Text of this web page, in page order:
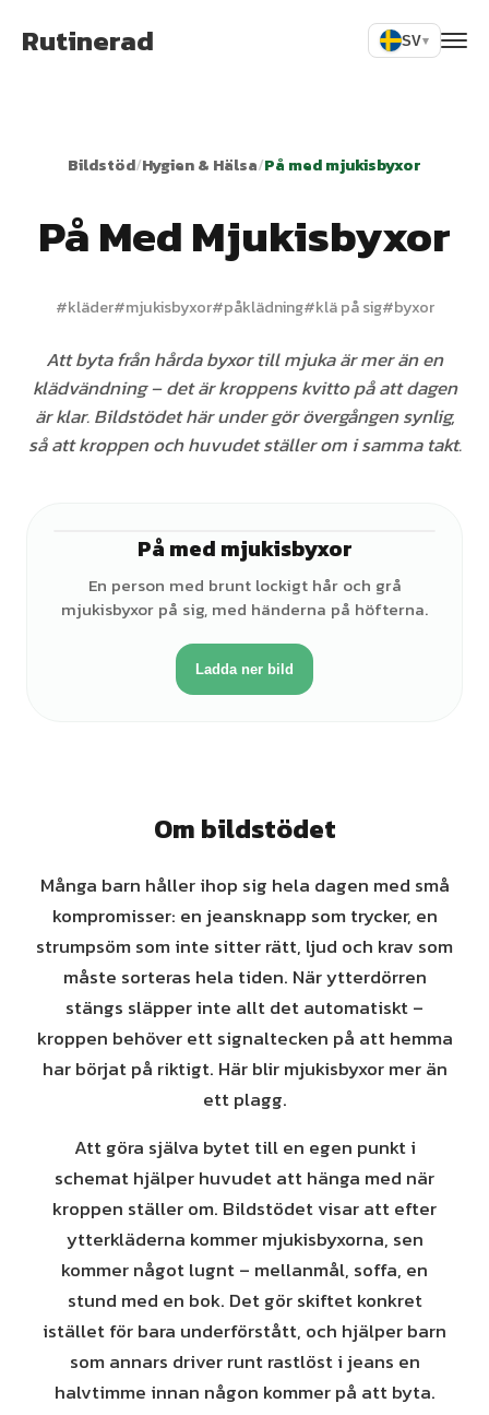
Rutinerad SV▾
Bildstöd/Hygien & Hälsa/På med mjukisbyxor
På Med Mjukisbyxor
#kläder#mjukisbyxor#påklädning#klä på sig#byxor
Att byta från hårda byxor till mjuka är mer än en
klädvändning – det är kroppens kvitto på att dagen
är klar. Bildstödet här under gör övergången synlig,
så att kroppen och huvudet ställer om i samma takt.
På med mjukisbyxor
En person med brunt lockigt hår och grå
mjukisbyxor på sig, med händerna på höfterna.
Ladda ner bild
Om bildstödet
Många barn håller ihop sig hela dagen med små
kompromisser: en jeansknapp som trycker, en
strumpsöm som inte sitter rätt, ljud och krav som
måste sorteras hela tiden. När ytterdörren
stängs släpper inte allt det automatiskt –
kroppen behöver ett signaltecken på att hemma
har börjat på riktigt. Här blir mjukisbyxor mer än
ett plagg.
Att göra själva bytet till en egen punkt i
schemat hjälper huvudet att hänga med när
kroppen ställer om. Bildstödet visar att efter
ytterkläderna kommer mjukisbyxorna, sen
kommer något lugnt – mellanmål, soffa, en
stund med en bok. Det gör skiftet konkret
istället för bara underförstått, och hjälper barn
som annars driver runt rastlöst i jeans en
halvtimme innan någon kommer på att byta.